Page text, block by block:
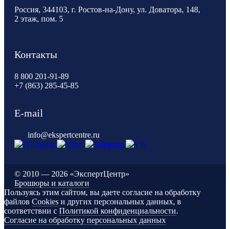
Россия, 344103, г. Ростов-на-Дону, ул. Доватора, 148,
2 этаж, пом. 5
Контакты
8 800 201-91-89
+7 (863) 285-45-85
E-mail
info@ekspertcentre.ru
© 2010 — 2026 «ЭкспертЦентр»
Брошюры и каталоги
Пользуясь этим сайтом, вы даете согласие на обработку
файлов Cookies и других персональных данных, в
соответствии с Политикой конфиденциальности.
Согласие на обработку персональных данных